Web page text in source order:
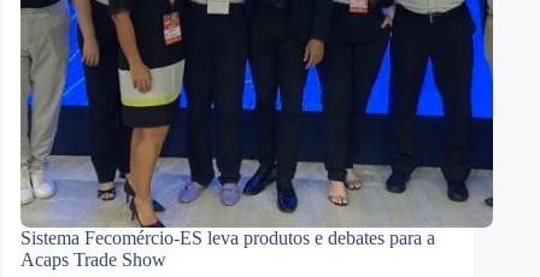
Sistema Fecomércio-ES leva produtos e debates para a
Acaps Trade Show